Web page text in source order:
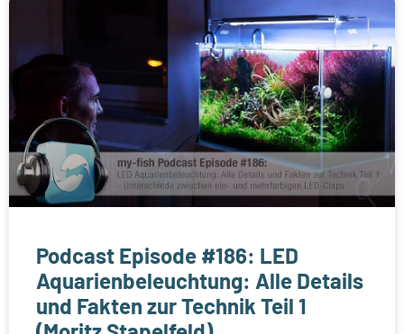
Podcast Episode #186: LED
Aquarienbeleuchtung: Alle Details
und Fakten zur Technik Teil 1